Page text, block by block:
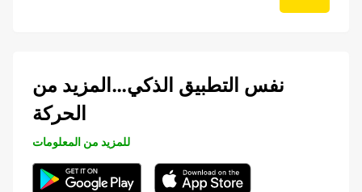
نفس التطبيق الذكي…المزيد من
الحركة
للمزيد من المعلومات